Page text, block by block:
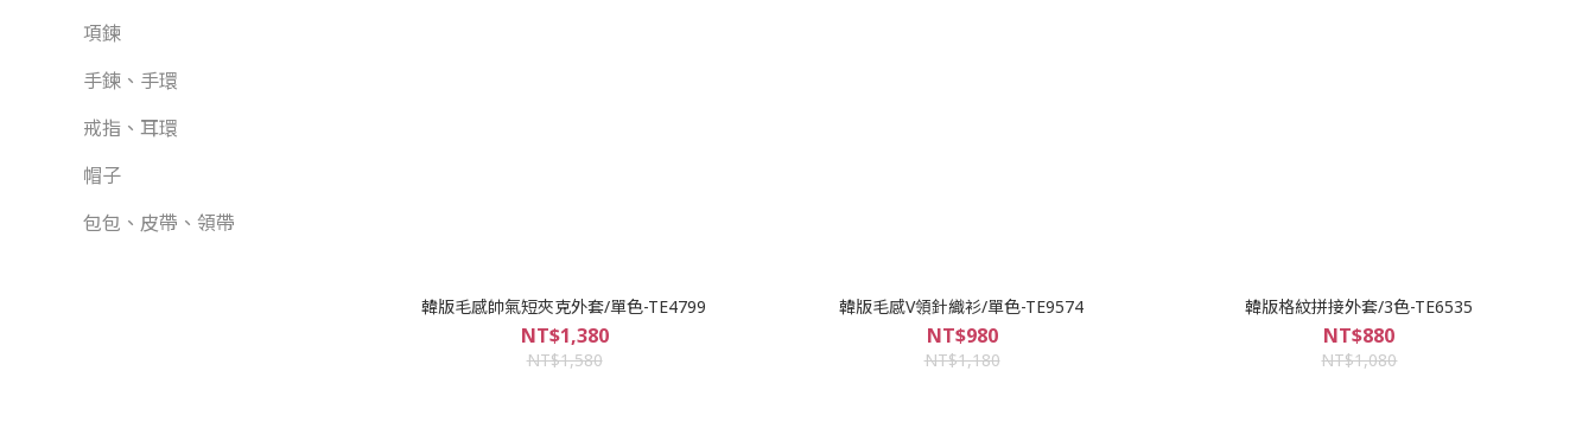
項鍊
手鍊、手環
戒指、耳環
帽子
包包、皮帶、領帶
韓版毛感帥氣短夾克外套/單色-TE4799
NT$1,380
NT$1,580
韓版毛感V領針織衫/單色-TE9574
NT$980
NT$1,180
韓版格紋拼接外套/3色-TE6535
NT$880
NT$1,080